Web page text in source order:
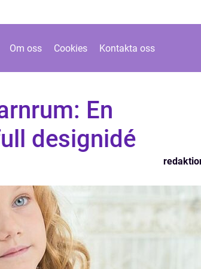
Om oss Cookies Kontakta oss
En
designidé